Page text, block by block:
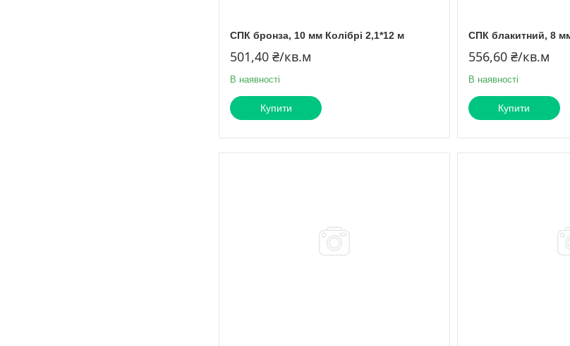
СПК бронза, 10 мм Колібрі 2,1*12 м
501,40 ₴/кв.м
В наявності
Купити
СПК блакитний, 8
556,60 ₴/кв.м
В наявності
Купити